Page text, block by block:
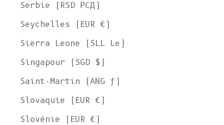
Serbie (RSD РСД)
Seychelles (EUR €)
Sierra Leone (SLL Le)
Singapour (SGD $)
Saint-Martin (ANG ƒ)
Slovaquie (EUR €)
Slovénie (EUR €)